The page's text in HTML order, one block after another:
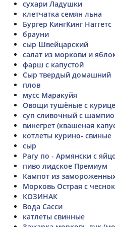
сухари Ладушки
клетчатка семян льна
Бургер КингКинг Наггетс
брауни
сыр Швейцарский
салат из моркови и
фарш с капустой
Сыр твердый домашний
плов
мусс Маракуйя
Овощи тушёные с
суп сливочный с
винегрет (квашеная
котлеты курино- свиные
сыр
Рагу по - Армянски с
пиво лидское Премиум
Кампот из
Морковь Острая с
КОЗИНАК
Вода Сасси
катлеты свинные